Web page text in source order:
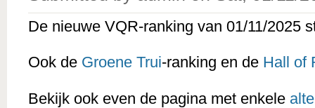
De nieuwe VQR-ranking van 01/11/2025
Ook de Groene Trui-ranking en de Hall of
Bekijk ook even de pagina met enkele